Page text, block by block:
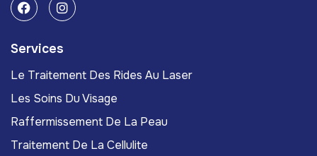
Services
Le Traitement Des Rides Au Laser
Les Soins Du Visage
Raffermissement De La Peau
Traitement De La Cellulite